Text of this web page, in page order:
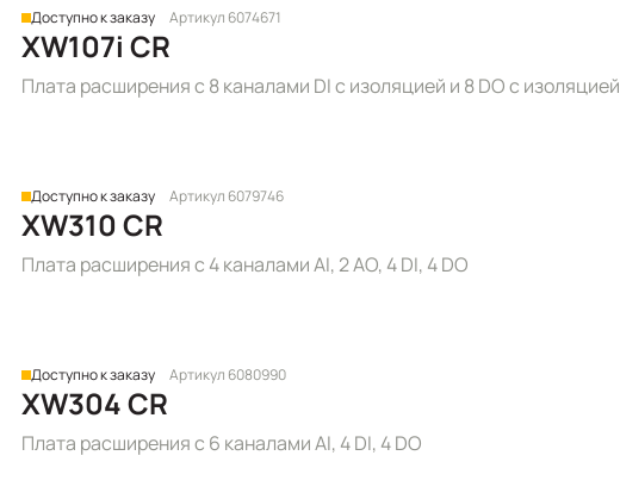
Доступно к заказу Артикул 6074671
XW107i CR
Плата расширения с 8 каналами DI с изоляцией и 8 DO с изоляцией
Доступно к заказу Артикул 6079746
XW310 CR
Плата расширения с 4 каналами AI, 2 AO, 4 DI, 4 DO
Доступно к заказу Артикул 6080990
XW304 CR
Плата расширения с 6 каналами AI, 4 DI, 4 DO